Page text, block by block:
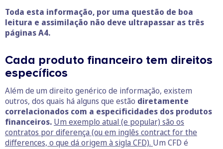
Toda esta informação, por uma questão de boa
leitura e assimilação não deve ultrapassar as três
páginas A4.
Cada produto financeiro tem direitos
específicos
Além de um direito genérico de informação, existem
outros, dos quais há alguns que estão diretamente
correlacionados com a especificidades dos produtos
financeiros. Um exemplo atual (e popular) são os
contratos por diferença (ou em inglês contract for the
differences, o que dá origem à sigla CFD). Um CFD é